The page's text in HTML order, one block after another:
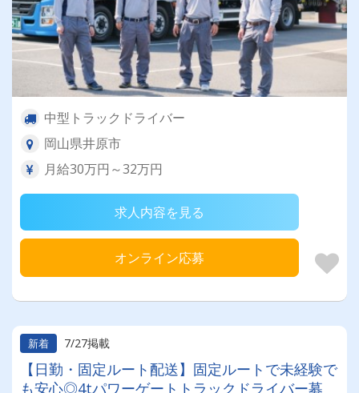
中型トラックドライバー
岡山県井原市
月給30万円～32万円
求人内容を見る
オンライン応募
新着 7/27掲載
【日勤・固定ルート配送】固定ルートで未経験で
も安心◎4tパワーゲートトラックドライバー募